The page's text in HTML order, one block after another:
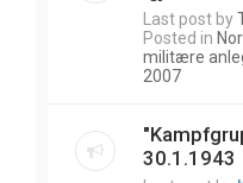
Last post by
Posted in
militære
2007
30.1.1943